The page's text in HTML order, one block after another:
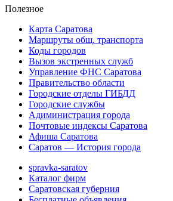
Полезное
Карта Саратова
Маршруты общ. транспорта
Коды городов
Вызов экстренных служб
Управление ФНС Саратова
Правительство области
Городские отделы ГИБДД
Городские службы
Адиминистрация города
Почтовые индексы Саратова
Афиша Саратова
Саратов — История города
spravka-saratov
Каталог фирм
Саратовская губерния